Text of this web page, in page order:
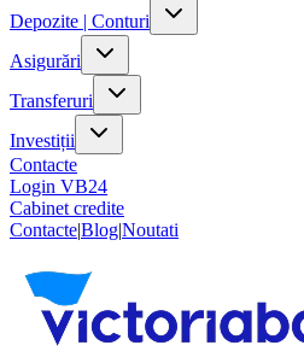
Depozite | Conturi
Asigurări
Transferuri
Investiții
Contacte
Login VB24
Cabinet credite
Contacte|Blog|Noutati